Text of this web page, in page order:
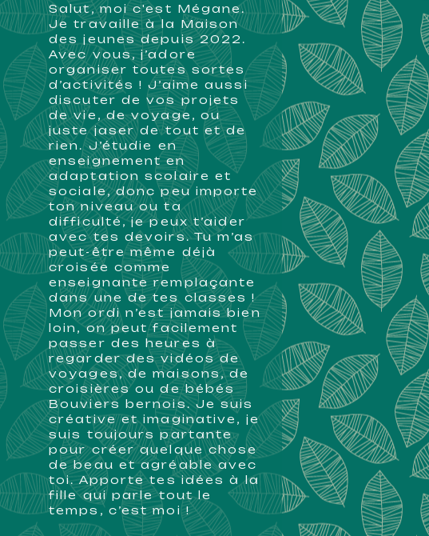
Salut, moi c'est Mégane.
Je travaille à la Maison
des jeunes depuis 2022.
Avec vous, j’adore
organiser toutes sortes
d’activités ! J’aime aussi
discuter de vos projets
de vie, de voyage, ou
juste jaser de tout et de
rien. J’étudie en
enseignement en
adaptation scolaire et
sociale, donc peu importe
ton niveau ou ta
difficulté, je peux t’aider
avec tes devoirs. Tu m’as
peut-être même déjà
croisée comme
enseignante remplaçante
dans une de tes classes !
Mon ordi n’est jamais bien
loin, on peut facilement
passer des heures à
regarder des vidéos de
voyages, de maisons, de
croisières ou de bébés
Bouviers bernois. Je suis
créative et imaginative, je
suis toujours partante
pour créer quelque chose
de beau et agréable avec
toi. Apporte tes idées à la
fille qui parle tout le
temps, c’est moi !